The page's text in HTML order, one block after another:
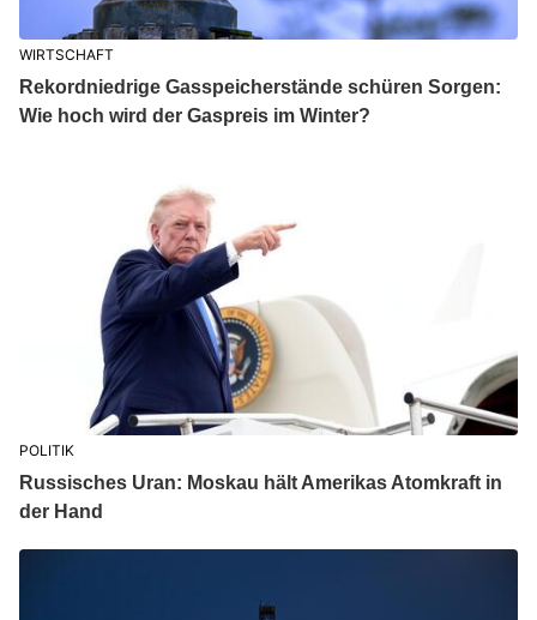
WIRTSCHAFT
Rekordniedrige Gasspeicherstände schüren Sorgen:
Wie hoch wird der Gaspreis im Winter?
POLITIK
Russisches Uran: Moskau hält Amerikas Atomkraft in
der Hand